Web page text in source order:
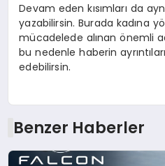
Devam eden kısımları da
yazabilirsin. Burada kadına
mücadelede alınan önemli
bu nedenle haberin
edebilirsin.
Benzer Haberler